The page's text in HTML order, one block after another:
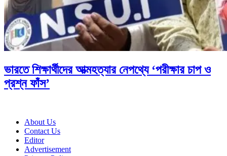
ভারতে শিক্ষার্থীদের আত্মহত্যার নেপথ্যে ‘পরীক্ষার চাপ ও
প্রশ্ন ফাঁস’
About Us
Contact Us
Editor
Advertisement